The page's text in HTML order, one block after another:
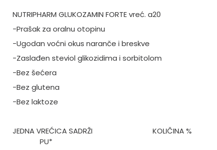
NUTRIPHARM GLUKOZAMIN FORTE vreć. a20
-Prašak za oralnu otopinu
-Ugodan voćni okus naranče i breskve
-Zaslađen steviol glikozidima i sorbitolom
-Bez šećera
-Bez glutena
-Bez laktoze
JEDNA VREĆICA SADRŽI
KOLIČINA %
PU*